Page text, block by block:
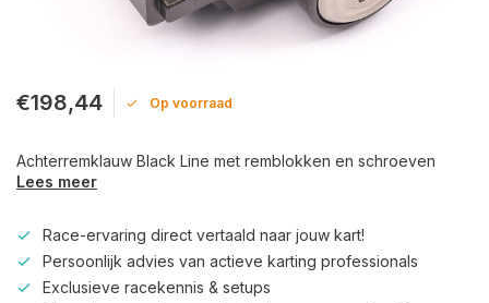
€198,44 Op voorraad
Achterremklauw Black Line met remblokken en schroeven
Lees meer
Race-ervaring direct vertaald naar jouw kart!
Persoonlijk advies van actieve karting professionals
Exclusieve racekennis & setups